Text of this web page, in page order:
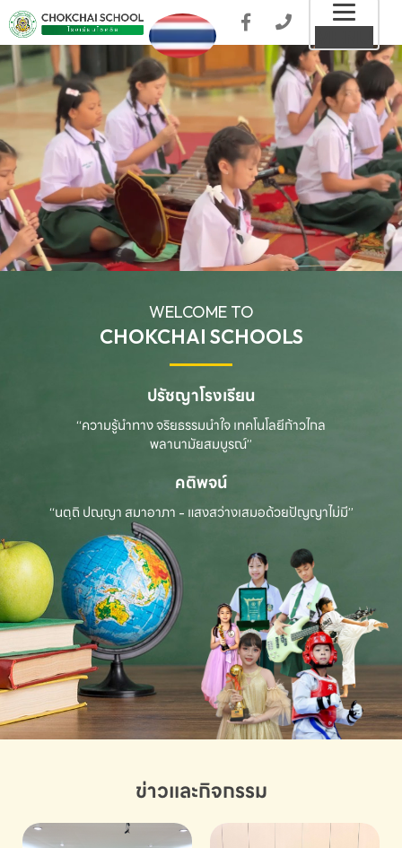
WELCOME TO
CHOKCHAI SCHOOLS
ปรัชญาโรงเรียน
“ความรู้นำทาง จริยธรรมนำใจ เทคโนโลยีก้าวไกล
พลานามัยสมบูรณ์”
คติพจน์
“นตฺถิ ปณฺญา สมาอาภา - แสงสว่างเสมอด้วยปัญญาไม่มี”
ข่าวและกิจกรรม